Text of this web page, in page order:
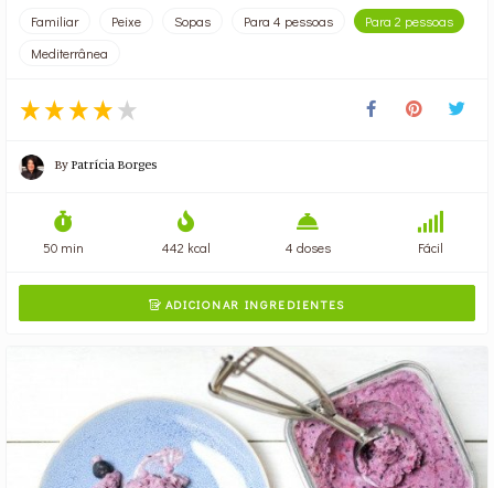
Familiar Peixe Sopas Para 4 pessoas
Para 2 pessoas
Mediterrânea
ByPatrícia Borges
50 min 442 kcal 4 doses Fácil
ADICIONAR INGREDIENTES